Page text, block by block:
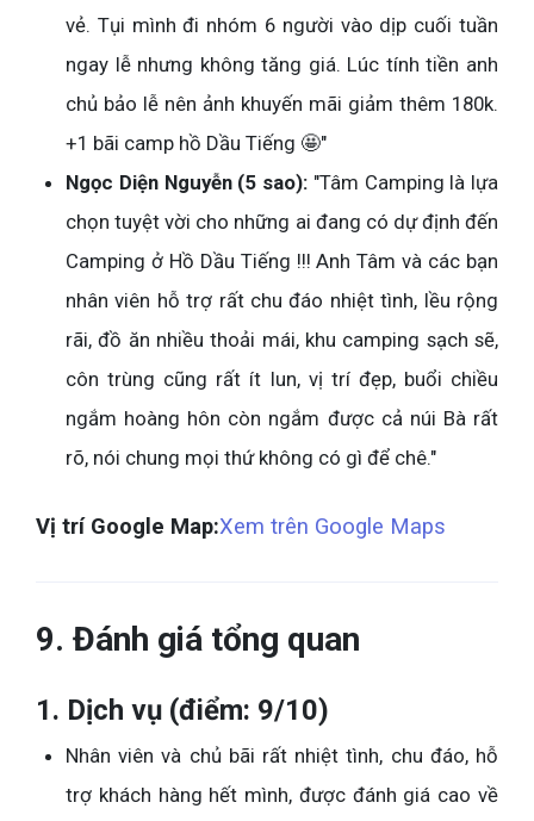
vẻ. Tụi mình đi nhóm 6 người vào dịp cuối tuần
ngay lễ nhưng không tăng giá. Lúc tính tiền anh
chủ bảo lễ nên ảnh khuyến mãi giảm thêm 180k.
+1 bãi camp hồ Dầu Tiếng 🤩"
Ngọc Diện Nguyễn (5 sao): "Tâm Camping là lựa
chọn tuyệt vời cho những ai đang có dự định đến
Camping ở Hồ Dầu Tiếng !!! Anh Tâm và các bạn
nhân viên hỗ trợ rất chu đáo nhiệt tình, lều rộng
rãi, đồ ăn nhiều thoải mái, khu camping sạch sẽ,
côn trùng cũng rất ít lun, vị trí đẹp, buổi chiều
ngắm hoàng hôn còn ngắm được cả núi Bà rất
rõ, nói chung mọi thứ không có gì để chê."
Vị trí Google Map:Xem trên Google Maps
9. Đánh giá tổng quan
1. Dịch vụ (điểm: 9/10)
Nhân viên và chủ bãi rất nhiệt tình, chu đáo, hỗ
trợ khách hàng hết mình, được đánh giá cao về